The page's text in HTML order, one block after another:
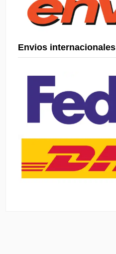
Envios internacionales